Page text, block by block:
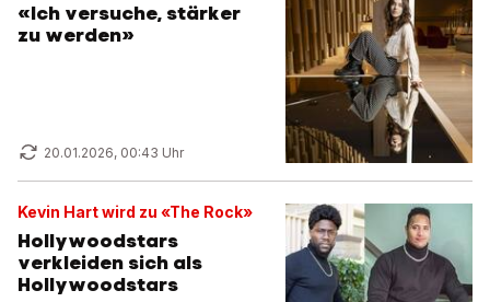
«Ich versuche, stärker
zu werden»
20.01.2026, 00:43 Uhr
Kevin Hart wird zu «The Rock»
Hollywoodstars
verkleiden sich als
Hollywoodstars